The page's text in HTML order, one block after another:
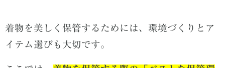
着物を美しく保管するためには、環境づくりとア
イテム選びも大切です。